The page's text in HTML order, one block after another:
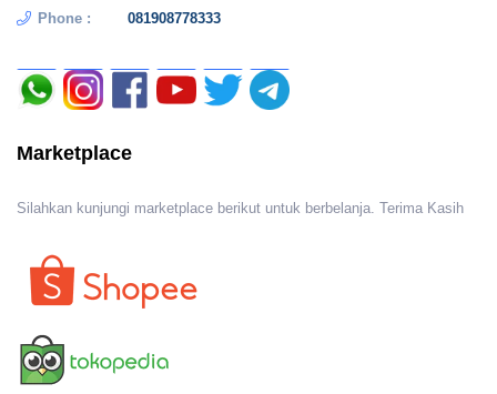
Phone : 081908778333
Marketplace
Silahkan kunjungi marketplace berikut untuk berbelanja. Terima Kasih